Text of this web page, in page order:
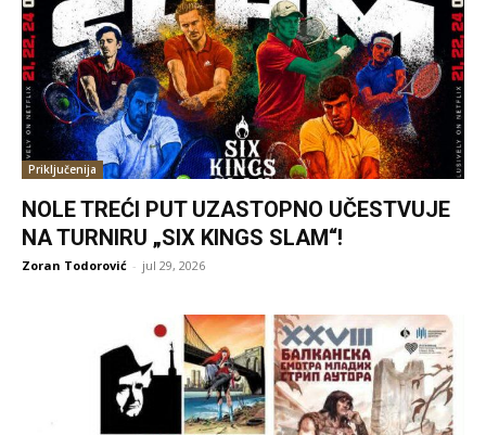
Priključenija
NOLE TREĆI PUT UZASTOPNO UČESTVUJE
NA TURNIRU „SIX KINGS SLAM“!
Zoran Todorović - jul 29, 2026